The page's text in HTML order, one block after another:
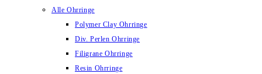
Alle Ohrringe
Polymer Clay Ohrringe
Div. Perlen Ohrringe
Filigrane Ohrringe
Resin Ohrringe